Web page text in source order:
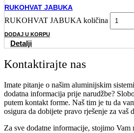
RUKOHVAT JABUKA
RUKOHVAT JABUKA količina
DODAJ U KORPU
Detalji
Kontaktirajte nas
Imate pitanje o našim aluminijskim
dodatna informacija prije narudžbe?
putem kontakt forme. Naš tim je tu da
osigura da dobijete pravo rješenje za vaš
Za sve dodatne informacije, stojimo Vam